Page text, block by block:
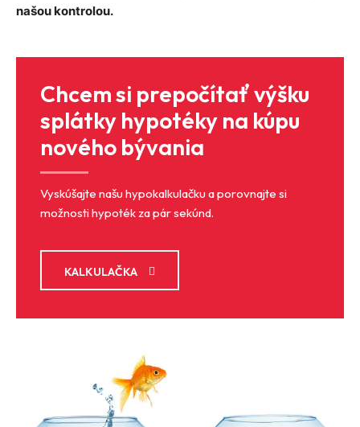
našou kontrolou.
Chcem si prepočítať výšku
splátky hypotéky na kúpu
nového bývania
Vyskúšajte našu hypokalkulačku a porovnajte si
možnosti hypoték za pár sekúnd.
KALKULAČKA